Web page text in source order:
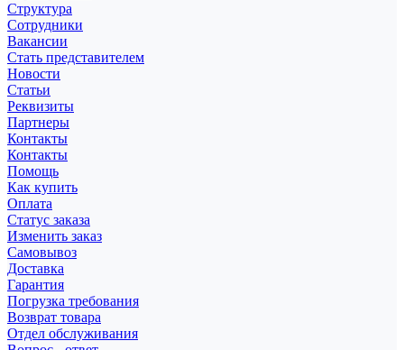
Структура
Сотрудники
Вакансии
Стать представителем
Новости
Статьи
Реквизиты
Партнеры
Контакты
Контакты
Помощь
Как купить
Оплата
Статус заказа
Изменить заказ
Самовывоз
Доставка
Гарантия
Погрузка требования
Возврат товара
Отдел обслуживания